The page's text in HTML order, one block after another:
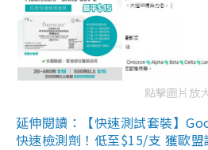
點擊圖片放
延伸閱讀：【快速測試套裝】
快速檢測劑！低至$15/支 獲歐